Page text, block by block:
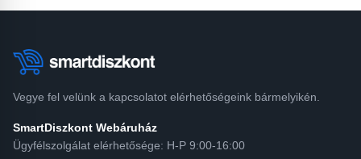
Vegye fel velünk a kapcsolatot elérhetőségeink bármelyikén.
SmartDiszkont Webáruház
Ügyfélszolgálat elérhetősége: H-P 9:00-16:00